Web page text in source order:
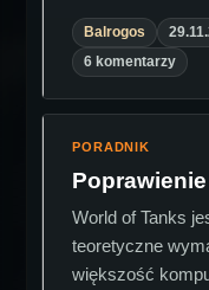
Balrogos
6 komentarzy
PORADNIK
World of Tanks
teoretyczne
większość